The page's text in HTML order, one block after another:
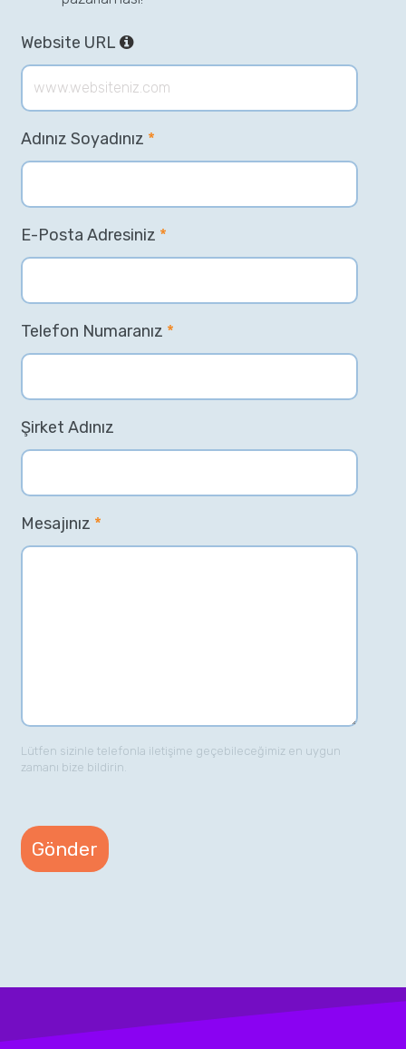
Website URL
Adınız Soyadınız *
E-Posta Adresiniz *
Telefon Numaranız *
Şirket Adınız
Mesajınız *
Lütfen sizinle telefonla iletişime geçebileceğimiz en uygun
zamanı bize bildirin.